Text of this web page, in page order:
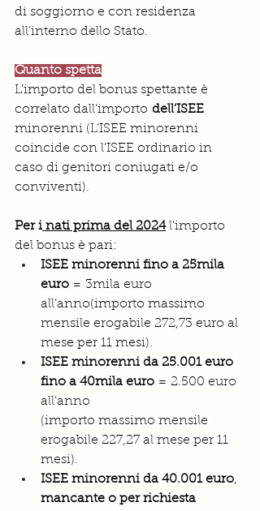
di soggiorno e con residenza
all’interno dello Stato.
Quanto spetta
L’importo del bonus spettante è
correlato dall’importo dell’ISEE
minorenni (L’ISEE minorenni
coincide con l’ISEE ordinario in
caso di genitori coniugati e/o
conviventi).
Per i nati prima del 2024 l'importo
del bonus è pari:
ISEE minorenni fino a 25mila
euro = 3mila euro
all’anno(importo massimo
mensile erogabile 272,73 euro al
mese per 11 mesi).
ISEE minorenni da 25.001 euro
fino a 40mila euro = 2.500 euro
all’anno
(importo massimo mensile
erogabile 227,27 al mese per 11
mesi).
ISEE minorenni da 40.001 euro,
mancante o per richiesta